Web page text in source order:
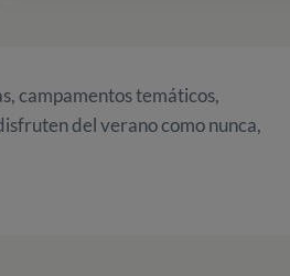
campamentos temáticos,
del verano como nunca,